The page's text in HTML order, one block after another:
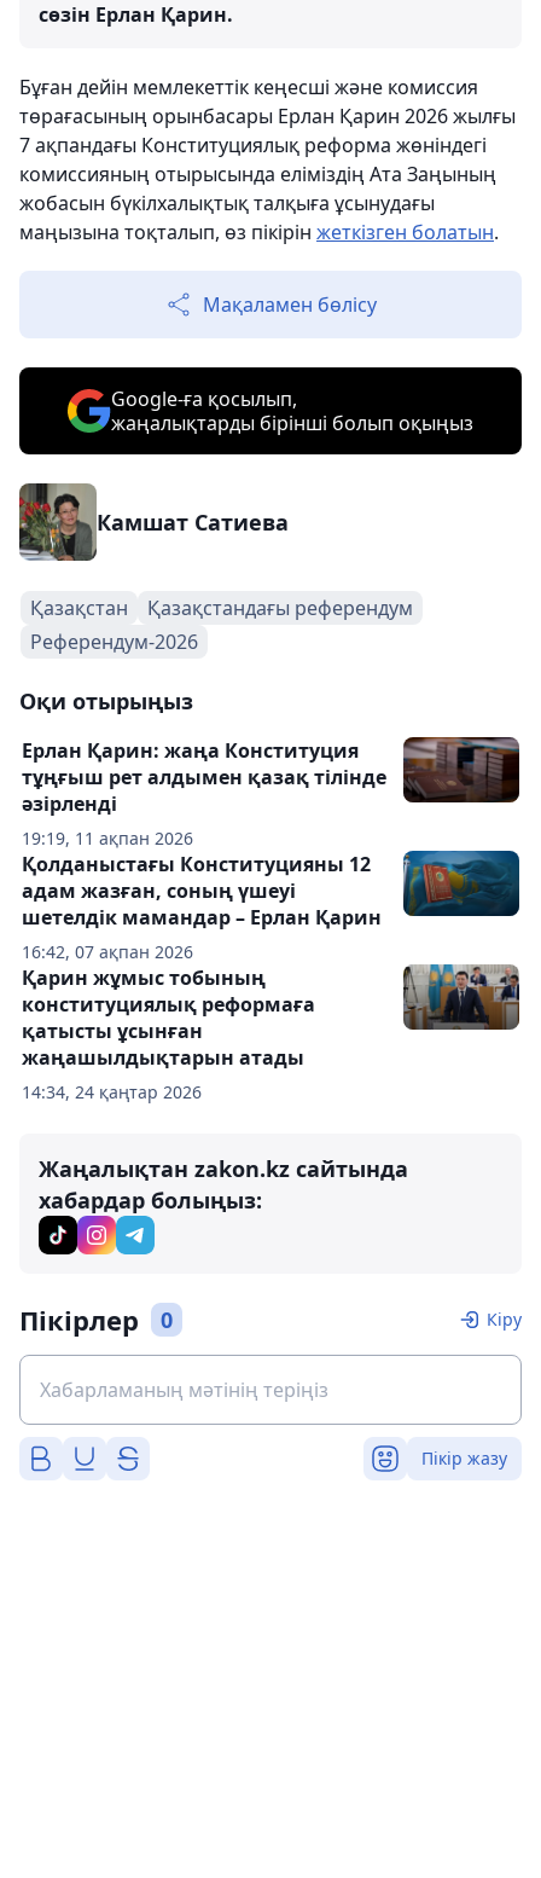
сөзін Ерлан Қарин.
Бұған дейін мемлекеттік кеңесші және комиссия
төрағасының орынбасары Ерлан Қарин 2026 жылғы
7 ақпандағы Конституциялық реформа жөніндегі
комиссияның отырысында еліміздің Ата Заңының
жобасын бүкілхалықтық талқыға ұсынудағы
маңызына тоқталып, өз пікірін жеткізген болатын.
Мақаламен бөлісу
Google-ға қосылып,
жаңалықтарды бірінші болып оқыңыз
Камшат Сатиева
Қазақстан
Қазақстандағы референдум
Референдум-2026
Оқи отырыңыз
19:19, 11 ақпан 2026
Ерлан Қарин: жаңа Конституция
тұңғыш рет алдымен қазақ тілінде
әзірленді
16:42, 07 ақпан 2026
Қолданыстағы Конституцияны 12
адам жазған, соның үшеуі
шетелдік мамандар – Ерлан Қарин
14:34, 24 қаңтар 2026
Қарин жұмыс тобының
конституциялық реформаға
қатысты ұсынған
жаңашылдықтарын атады
Жаңалықтан zakon.kz сайтында
хабардар болыңыз:
Пікірлер 0 Кіру
Пікір жазу